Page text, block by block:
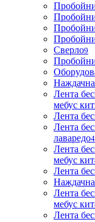
Сверло9
Лента
мебус кит
Лента
Лента
лаваредо4
Лента
мебус кит
Лента
Лента
мебус кит
Лента